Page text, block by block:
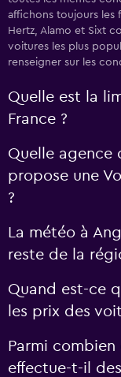
affichons toujours les
Hertz, Alamo et Sixt
voitures les plus
renseigner sur les
Quelle est la
France ?
Quelle agence
propose une
?
La météo à
reste de la
Quand est-ce
les prix des
Parmi
effectue-t-il